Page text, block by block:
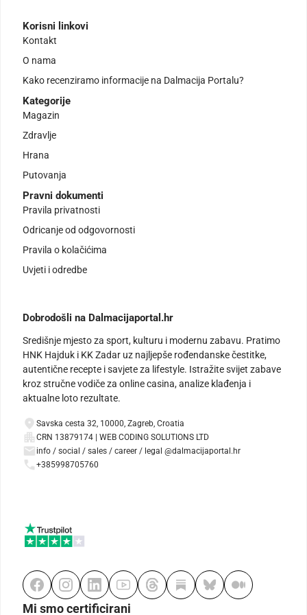
Korisni linkovi
Kontakt
O nama
Kako recenziramo informacije na Dalmacija Portalu?
Kategorije
Magazin
Zdravlje
Hrana
Putovanja
Pravni dokumenti
Pravila privatnosti
Odricanje od odgovornosti
Pravila o kolačićima
Uvjeti i odredbe
Dobrodošli na Dalmacijaportal.hr
Središnje mjesto za sport, kulturu i modernu zabavu. Pratimo
HNK Hajduk i KK Zadar uz najljepše rođendanske čestitke,
autentične recepte i savjete za lifestyle. Istražite svijet zabave
kroz stručne vodiče za online casina, analize klađenja i
aktualne loto rezultate.
Savska cesta 32, 10000, Zagreb, Croatia
CRN 13879174 | WEB CODING SOLUTIONS LTD
info / social / sales / career / legal @dalmacijaportal.hr
+385998705760
Mi smo certificirani